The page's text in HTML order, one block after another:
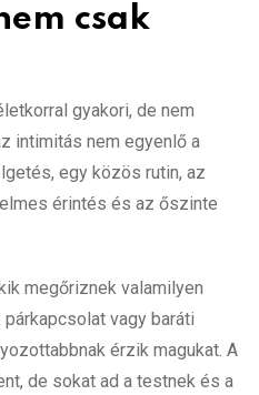
csak
gyakori, de nem
intimitás nem egyenlő a
egy közös rutin, az
érintés és az őszinte
megőriznek valamilyen
vagy baráti
érzik magukat. A
de sokat ad a testnek és a